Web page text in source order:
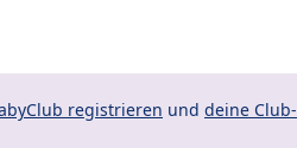
registrieren und deine Club-